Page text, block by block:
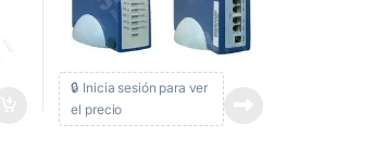
🔒 Inicia sesión para ver
el precio